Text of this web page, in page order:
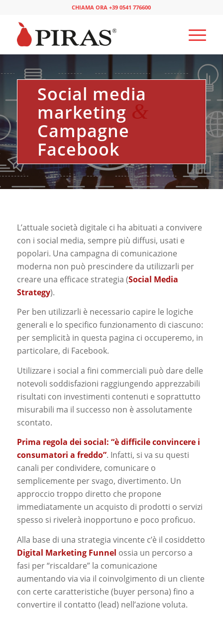
CHIAMA ORA +39 0541 776600
Social media
marketing &
Campagne
Facebook
L’attuale società digitale ci ha abituati a convivere
con i social media, sempre più diffusi, usati e
popolari. Una campagna di comunicazione
moderna non può prescindere da utilizzarli per
creare una efficace strategia (Social Media
Strategy).
Per ben utilizzarli è necessario capire le logiche
generali e lo specifico funzionamento di ciascuno:
per semplicità in questa pagina ci occuperemo, in
particolare, di Facebook.
Utilizzare i social a fini commerciali può dare delle
notevoli soddisfazioni raggiungendo apprezzabili
risultati con investimenti contenuti e soprattutto
misurabili ma il successo non è assolutamente
scontato.
Prima regola dei social: “è difficile convincere i
consumatori a freddo”. Infatti, si va su questi
canali per condividere, comunicare o
semplicemente per svago, divertimento. Un
approccio troppo diretto che propone
immediatamente un acquisto di prodotti o servizi
spesso si rivelerà inopportuno e poco proficuo.
Alla base di una strategia vincente c’è il cosiddetto
Digital Marketing Funnel ossia un percorso a
fasi per “riscaldare” la comunicazione
aumentando via via il coinvolgimento di un cliente
con certe caratteristiche (buyer persona) fino a
convertire il contatto (lead) nell’azione voluta.